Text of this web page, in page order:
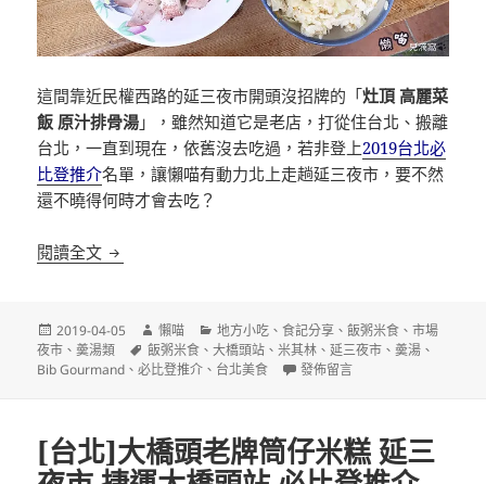
這間靠近民權西路的延三夜市開頭沒招牌的「灶頂 高麗菜
飯 原汁排骨湯 」，雖然知道它是老店，打從住台北、搬離
台北，一直到現在，依舊沒去吃過，若非登上2019台北必
比登推介名單，讓懶喵有動力北上走趟延三夜市，要不然
還不曉得何時才會去吃？
閱讀全文 [台北]灶頂 高麗菜飯 原汁排骨湯 延三夜市 捷運大橋
發
佈
日
2019-04-05
作
者
懶喵
分
類
地方小吃 、食記分享 、飯粥米食 、市場
夜市 、羮湯類
標
籤
飯粥米食 、大橋頭站 、米其林 、延三夜市 、羮湯 、
Bib Gourmand 、必比登推介 、 台北美食 在〈[台北]灶頂 高麗菜飯 原汁
發佈留言
[台北]大橋頭老牌筒仔米糕 延三